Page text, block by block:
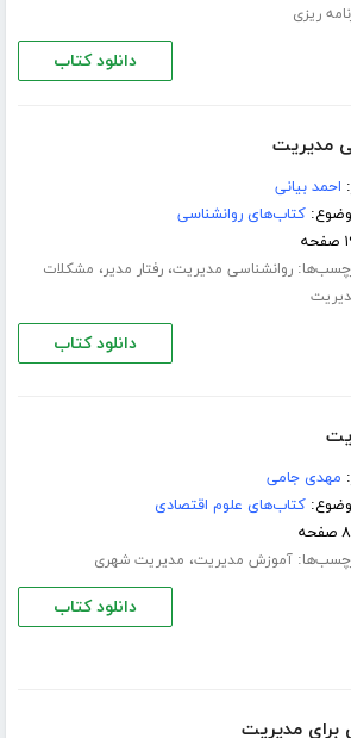
ریزی
دانلود کتاب
مدیریت
احمد بیانی
کتاب‌های روانشناسی
روانشناسی مدیریت،رفتار مدیر، مشکلات
دانلود کتاب
مهدی جامی
کتاب‌های علوم اقتصادی
آموزش مدیریت، مدیریت شهری
دانلود کتاب